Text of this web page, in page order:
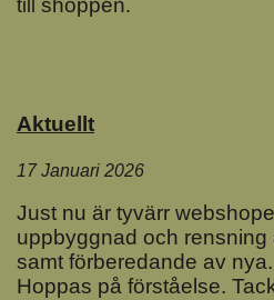
till shoppen.
Aktuellt
17 Januari 2026
Just nu är tyvärr
uppbyggnad och
samt förberedande av nya.
Hoppas på förståelse.